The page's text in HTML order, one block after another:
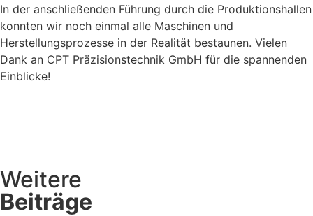
In der anschließenden Führung durch die Produktionshallen
konnten wir noch einmal alle Maschinen und
Herstellungsprozesse in der Realität bestaunen. Vielen
Dank an CPT Präzisionstechnik GmbH für die spannenden
Einblicke!
Weitere
Beiträge